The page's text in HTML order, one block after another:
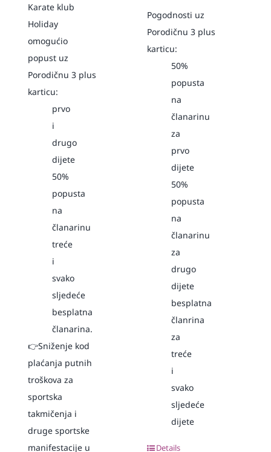
Karate klub
Holiday
omogućio
popust uz
Porodičnu 3 plus
karticu:
prvo
i
drugo
dijete
50%
popusta
na
članarinu
treće
i
svako
sljedeće
besplatna
članarina.
👉Sniženje kod
plaćanja putnih
troškova za
sportska
takmičenja i
druge sportske
manifestacije u
Pogodnosti uz
Porodičnu 3 plus
karticu:
50%
popusta
na
članarinu
za
prvo
dijete
50%
popusta
na
članarinu
za
drugo
dijete
besplatna
članrina
za
treće
i
svako
sljedeće
dijete
Details